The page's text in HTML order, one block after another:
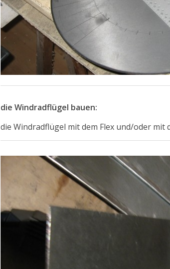
die Windradflügel bauen:
die Windradflügel mit dem Flex und/oder mit